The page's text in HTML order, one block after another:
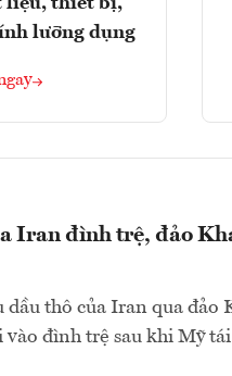
lưỡng dụng
Iran đình trệ, đảo
thô của Iran qua đảo
vào đình trệ sau khi Mỹ